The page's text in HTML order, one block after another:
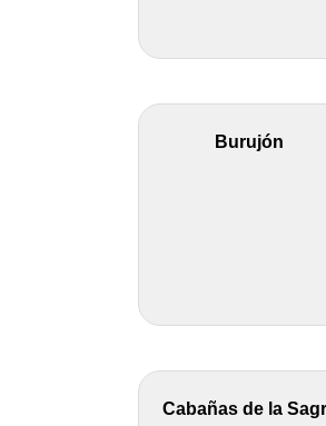
Burujón
Cabañas de la